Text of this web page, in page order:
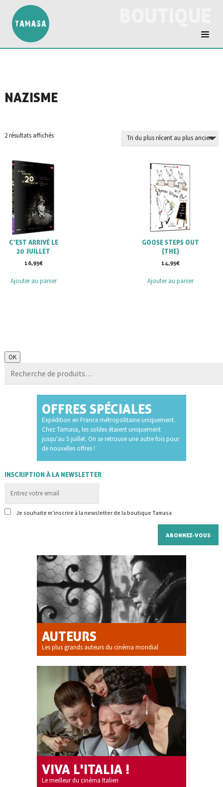
NAZISME
2 résultats affichésTrié
récent
C’EST ARRIVÉ LE
20 JUILLET
16,95€
Ajouter au panier
GOOSE STEPS OUT
(THE)
14,95€
Ajouter au panier
Recherche
pour :
OK
OFFRES SPÉCIALES
Expédition en France métropolitaine uniquement.
Chez Tamasa, les soldes étaient uniquement
jusqu'au 5 juillet. On se retrouve une autre fois pour
de nouvelles offres !
INSCRIPTION À LA NEWSLETTER
Je souhaite m'inscrire à la newsletter de la boutique Tamasa
AUTEURS
Les plus grands auteurs du cinéma mondial
VIVA L'ITALIA !
Le meilleur du cinéma Italien